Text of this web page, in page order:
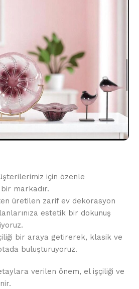
için özenle
markadır.
üretilen zarif ev dekorasyon
estetik bir dokunuş
bir araya getirerek, klasik ve
buluşturuyoruz.
verilen önem, el işçiliği ve